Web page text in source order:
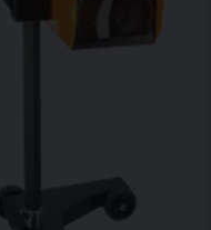
950-1350mm